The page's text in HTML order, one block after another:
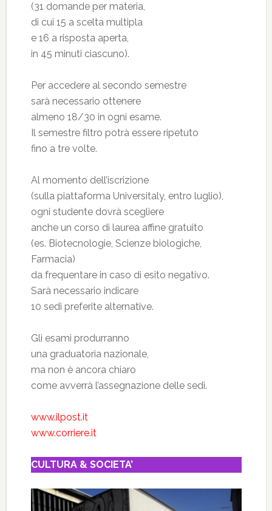
(31 domande per materia,
di cui 15 a scelta multipla
e 16 a risposta aperta,
in 45 minuti ciascuno).
Per accedere al secondo semestre
sarà necessario ottenere
almeno 18/30 in ogni esame.
Il semestre filtro potrà essere ripetuto
fino a tre volte.
Al momento dell’iscrizione
(sulla piattaforma Universitaly, entro luglio),
ogni studente dovrà scegliere
anche un corso di laurea affine gratuito
(es. Biotecnologie, Scienze biologiche,
Farmacia)
da frequentare in caso di esito negativo.
Sarà necessario indicare
10 sedi preferite alternative.
Gli esami produrranno
una graduatoria nazionale,
ma non è ancora chiaro
come avverrà l’assegnazione delle sedi.
www.ilpost.it
www.corriere.it
CULTURA & SOCIETA’